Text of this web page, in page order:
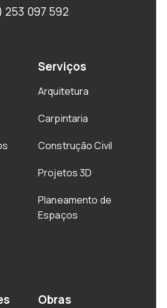
253 097 592
Serviços
Arquitetura
Carpintaria
Construção Civil
Projetos 3D
Planeamento de
Espaços
Obras